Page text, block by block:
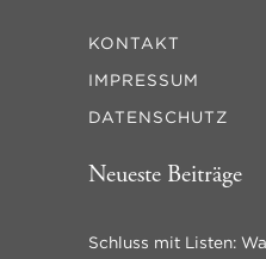
KONTAKT
IMPRESSUM
DATENSCHUTZ
Neueste Beiträge
Schluss mit Listen: